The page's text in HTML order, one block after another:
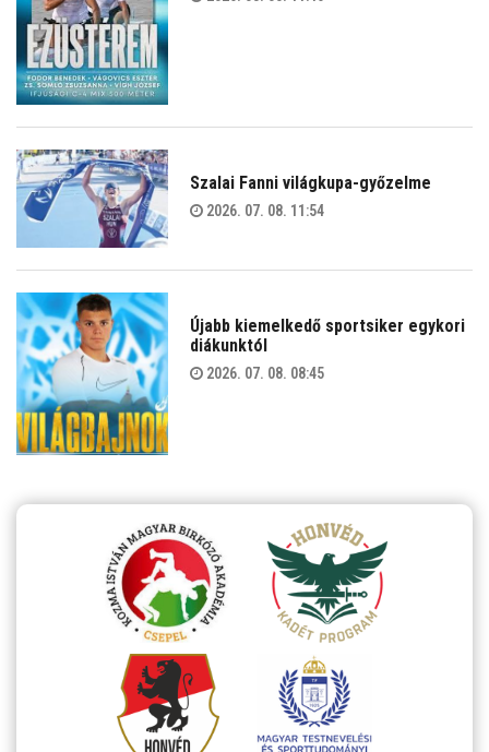
Szalai Fanni világkupa-győzelme
2026. 07. 08. 11:54
Újabb kiemelkedő sportsiker egykori
diákunktól
2026. 07. 08. 08:45